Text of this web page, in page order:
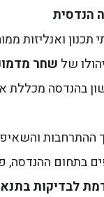
הנדסית
ואנליזות
שחר
בהנדסה מכללת
ההתרחבות
בתחום
לבדיקות